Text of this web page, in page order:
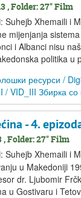
, Folder: 27'' Film
Xhemaili i
mijenjanja
i Albanci nisu
politika u
ресурси /
/ VID_III Збирка со
- 4.
Folder: 27'' Film
Xhemaili i
u Makedoniji
dr. Ljubomir
u Gostivaru i